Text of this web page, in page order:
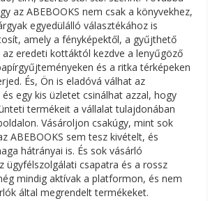
az ABEBOOKS nem csak a könyvekhez,
egyedülálló választékához is
amely a fényképektől, a gyűjthető
az eredeti kottáktól kezdve a lenyűgöző
és a ritka térképeken
És, Ön is eladóvá válhat az
és egy kis üzletet csinálhat azzal, hogy
termékeit a vállalat tulajdonában
Vásároljon csakúgy, mint sok
ABEBOOKS sem tesz kivételt, és
hátrányai is. És sok vásárló
ügyfélszolgálati csapatra és a rossz
mindig aktívak a platformon, és nem
által megrendelt termékeket.